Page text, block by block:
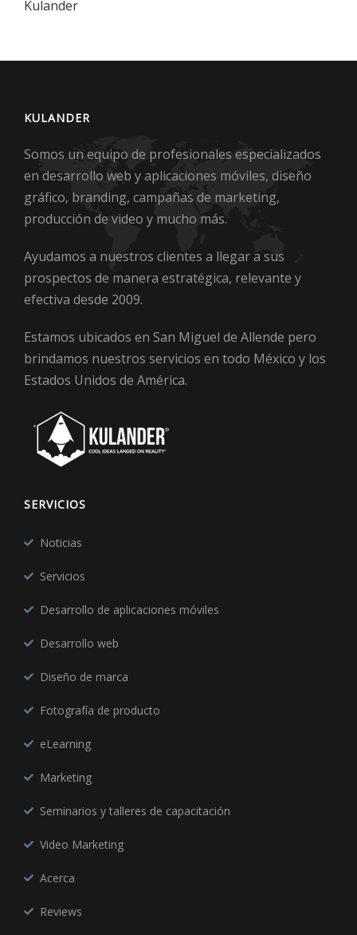
Kulander
KULANDER
Somos un equipo de profesionales especializados
en desarrollo web y aplicaciones móviles, diseño
gráfico, branding, campañas de marketing,
producción de video y mucho más.
Ayudamos a nuestros clientes a llegar a sus
prospectos de manera estratégica, relevante y
efectiva desde 2009.
Estamos ubicados en San Miguel de Allende pero
brindamos nuestros servicios en todo México y los
Estados Unidos de América.
SERVICIOS
Noticias
Servicios
Desarrollo de aplicaciones móviles
Desarrollo web
Diseño de marca
Fotografía de producto
eLearning
Marketing
Seminarios y talleres de capacitación
Video Marketing
Acerca
Reviews